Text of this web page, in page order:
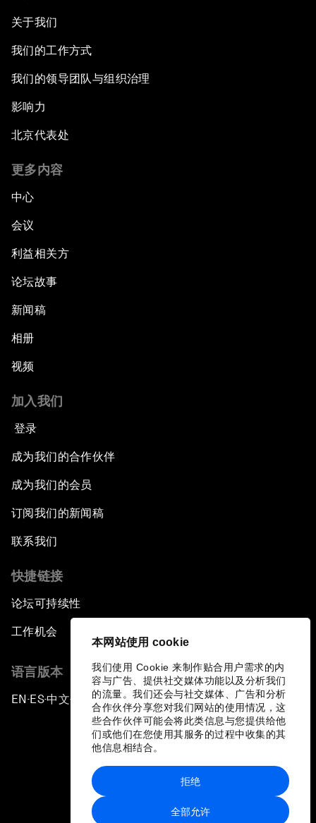
本网站使用 cookie
我们使用 Cookie 来制作贴合用户需求的内
容与广告、提供社交媒体功能以及分析我们
的流量。我们还会与社交媒体、广告和分析
合作伙伴分享您对我们网站的使用情况，这
些合作伙伴可能会将此类信息与您提供给他
们或他们在您使用其服务的过程中收集的其
他信息相结合。
全部允许
拒绝
关于我们
我们的工作方式
我们的领导团队与组织治理
影响力
北京代表处
更多内容
中心
会议
利益相关方
论坛故事
新闻稿
相册
视频
加入我们
登录
成为我们的合作伙伴
成为我们的会员
订阅我们的新闻稿
联系我们
快捷链接
论坛可持续性
工作机会
语言版本
EN ▪ES▪中文▪ 日本語
站点地图